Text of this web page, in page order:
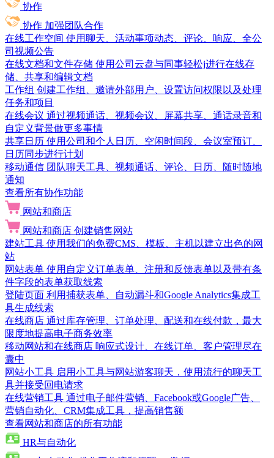
协作
协作 加强团队合作
在线工作空间 使用聊天、活动事项动态、评论、响应、全公
司视频公告
在线文档和文件存储 使用公司云盘与同事轻松j进行在线存
储、共享和编辑文档
工作组 创建工作组、邀请外部用户、设置访问权限以及处理
任务和项目
在线会议 通过视频通话、视频会议、屏幕共享、通话录音和
自定义背景做更多事情
共享日历 使用公司和个人日历、空闲时间段、会议室预订、
日历同步进行计划
移动通信 团队聊天工具、视频通话、评论、日历、随时随地
通知
查看所有协作功能
网站和商店
网站和商店 创建销售网站
建站工具 使用我们的免费CMS、模板、主机以建立出色的网
站
网站表单 使用自定义订单表单、注册和反馈表单以及带有条
件字段的表单获取线索
登陆页面 利用捕获表单、自动漏斗和Google Analytics集成工
具生成线索
在线商店 通过库存管理、订单处理、配送和在线付款，最大
限度地提高电子商务效率
移动网站和在线商店 响应式设计、在线订单、客户管理尽在
囊中
网站小工具 启用小工具与网站游客聊天，使用流行的聊天工
具并接受回电请求
在线营销工具 通过电子邮件营销、Facebook或Google广告、
营销自动化、CRM集成工具，提高销售额
查看网站和商店的所有功能
HR与自动化